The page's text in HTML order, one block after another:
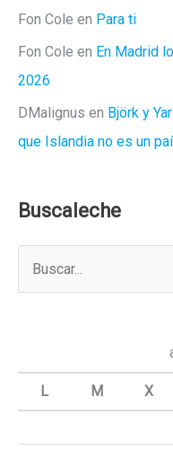
Fon Cole en Para ti
Fon Cole en En Madrid
2026
DMalignus en Björk y
que Islandia no es un
Buscaleche
a
L M X